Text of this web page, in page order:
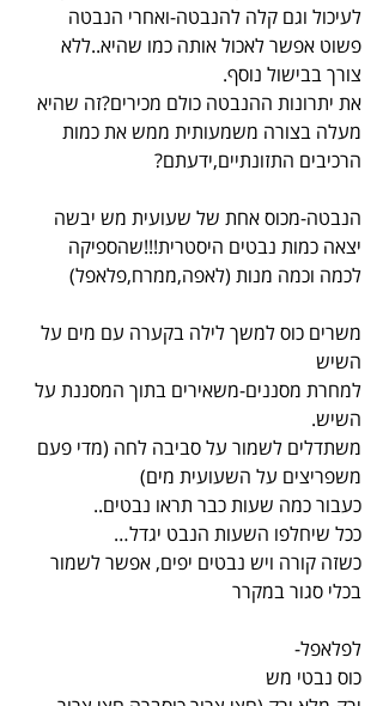
לעיכול וגם קלה להנבטה-ואחרי הנבטה
פשוט אפשר לאכול אותה כמו שהיא..ללא
צורך בבישול נוסף.
את יתרונות ההנבטה כולם מכירים?זה שהיא
מעלה בצורה משמעותית ממש את כמות
הרכיבים התזונתיים,ידעתם?
הנבטה-מכוס אחת של שעועית מש יבשה
יצאה כמות נבטים היסטרית!!!שהספיקה
לכמה וכמה מנות (לאפה,ממרח,פלאפל)
משרים כוס למשך לילה בקערה עם מים על
השיש
למחרת מסננים-משאירים בתוך המסננת על
השיש.
משתדלים לשמור על סביבה לחה (מדי פעם
משפריצים על השעועית מים)
כעבור כמה שעות כבר תראו נבטים..
ככל שיחלפו השעות הנבט יגדל…
כשזה קורה ויש נבטים יפים, אפשר לשמור
בכלי סגור במקרר
לפלאפל-
כוס נבטי מש